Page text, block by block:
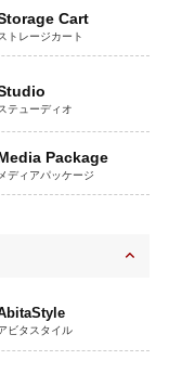
Cart
トレージカート
テューディオ
Package
メディアパッケージ
ビタスタイル